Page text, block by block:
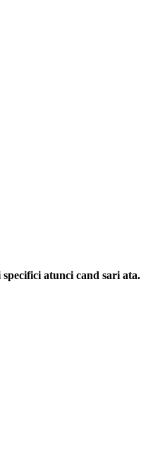
atunci cand sari ata.